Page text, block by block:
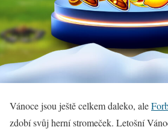
Vánoce jsou ještě celkem daleko, ale
zdobí svůj herní stromeček. Letošní